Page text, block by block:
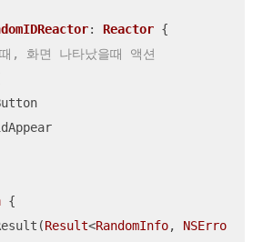
: Reactor {
, 화면 나타났을때 액션
{
Result<RandomInfo, NSErro